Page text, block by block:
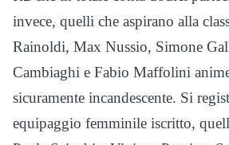
invece, quelli che aspirano alla
Rainoldi, Max Nussio, Simone
Cambiaghi e Fabio Maffolini
sicuramente incandescente. Si
equipaggio femminile iscritto,